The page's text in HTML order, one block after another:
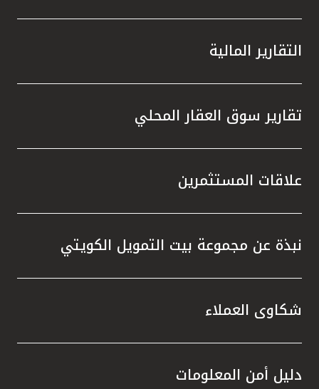
التقارير المالية
تقارير سوق العقار المحلي
علاقات المستثمرين
نبذة عن مجموعة بيت التمويل الكويتي
شكاوى العملاء
دليل أمن المعلومات